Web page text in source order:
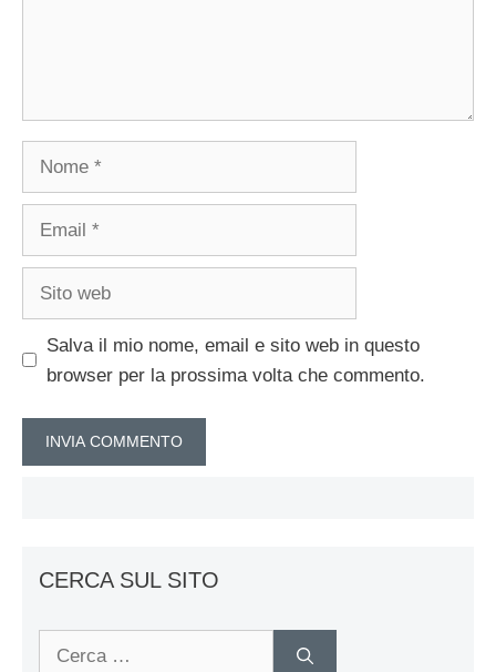
Nome
Email
Sito
Salva il mio nome, email e sito web in questo
browser per la prossima volta che commento.
CERCA SUL SITO
Ricerca